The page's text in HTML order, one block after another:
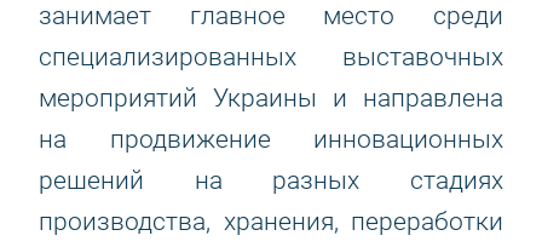
занимает главное место среди
специализированных выставочных
мероприятий Украины и направлена
на продвижение инновационных
решений на разных стадиях
производства, хранения, переработки